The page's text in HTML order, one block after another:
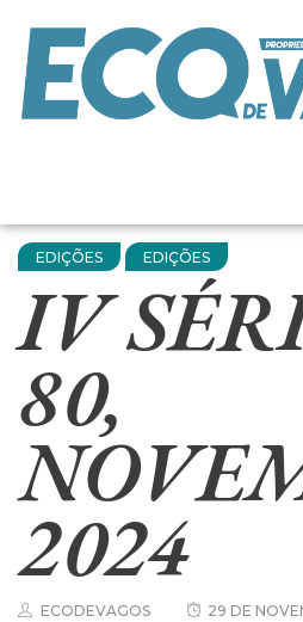
EDIÇÕES EDIÇÕES
IV
80,
2024
ECODEVAGOS 29 DE